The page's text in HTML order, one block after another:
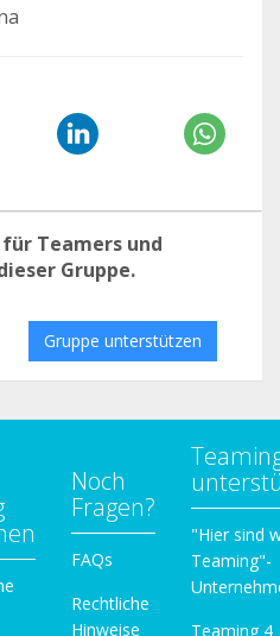
Teamers und
Gruppe.
Gruppe unterstützen
Noch
Fragen?
FAQs
Rechtliche
Hinweise
"Hier sind
Teaming"-
Teaming 4